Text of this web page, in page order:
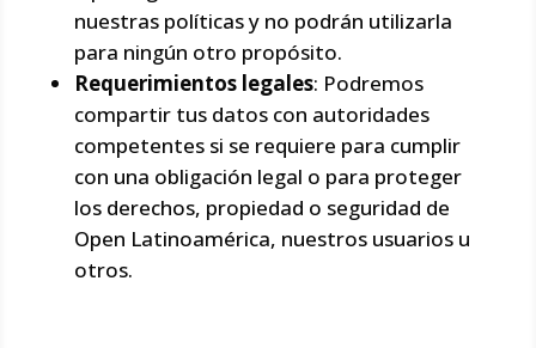
nuestras políticas y no podrán utilizarla
para ningún otro propósito.
Requerimientos legales: Podremos
compartir tus datos con autoridades
competentes si se requiere para cumplir
con una obligación legal o para proteger
los derechos, propiedad o seguridad de
Open Latinoamérica, nuestros usuarios u
otros.